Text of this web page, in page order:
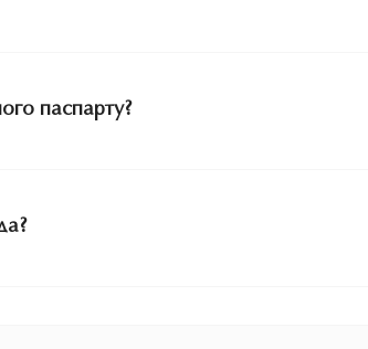
паспарту?